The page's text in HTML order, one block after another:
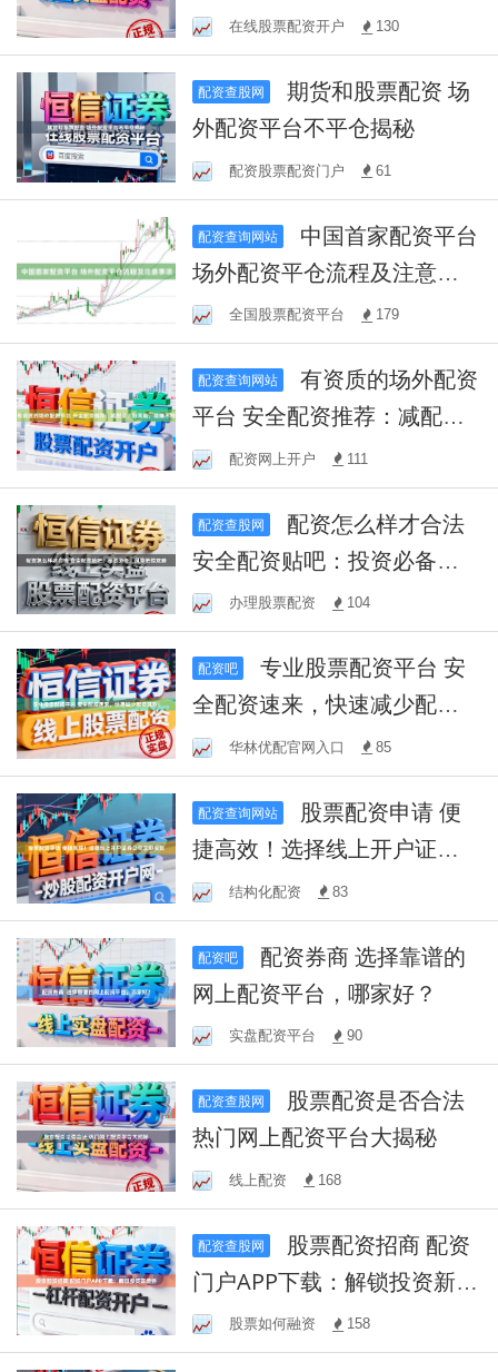
在线股票配资开户 130
配资查股网
期货和股票配资 场
外配资平台不平仓揭秘
配资股票配资门户 61
配资查询网站
场外配资平仓流程及注意事
项
全国股票配资平台 179
配资查询网站
有资质的场外配资
平台 安全配资推荐：减配
资，防风险，稳赚不赔
配资网上开户 111
配资查股网
安全配资贴吧：投资必备，
风险把控攻略
办理股票配资 104
配资吧
专业股票配资平台 安
全配资速来，快速减少配资
风险！华林优配官网入口 85
配资查询网站
捷高效！选择线上开户证券
公司立即投资
结构化配资 83
配资吧
网上配资平台，哪家好？
实盘配资平台 90
配资查股网
热门网上配资平台大揭秘
线上配资 168
配资查股网
门户APP下载：解锁投资新境
界
股票如何融资 158